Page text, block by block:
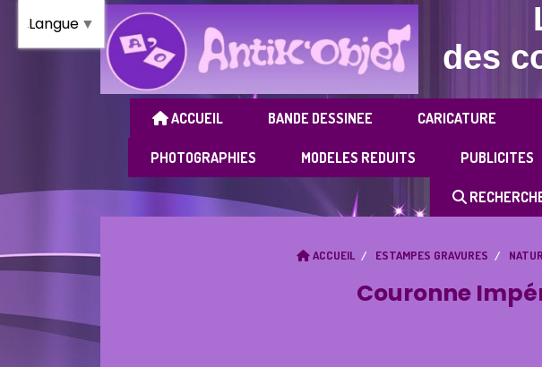
des
ACCUEIL BANDE DESSINEE CARICATURE
PHOTOGRAPHIES MODELES REDUITS PUBLICITES
ACCUEIL ESTAMPES GRAVURES
Couronne
Langue ▼
Panneau de gestion des cookies